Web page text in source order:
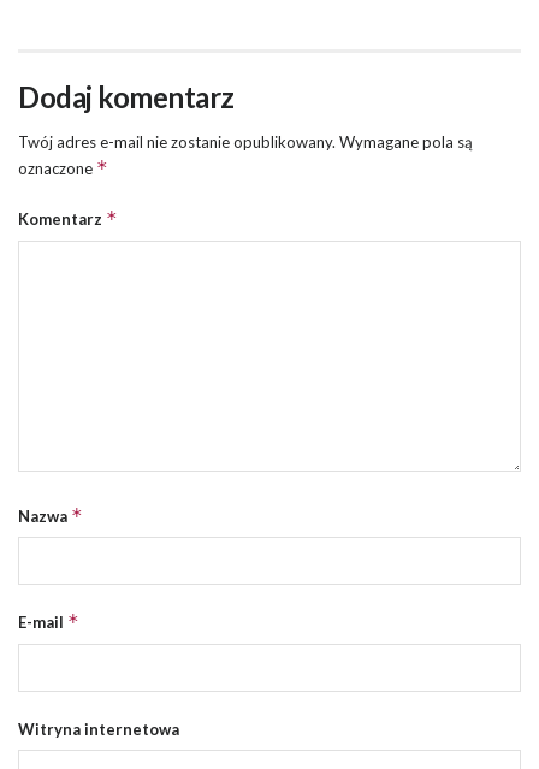
Dodaj komentarz
Twój adres e-mail nie zostanie opublikowany. Wymagane pola są
oznaczone *
Komentarz *
Nazwa *
E-mail *
Witryna internetowa